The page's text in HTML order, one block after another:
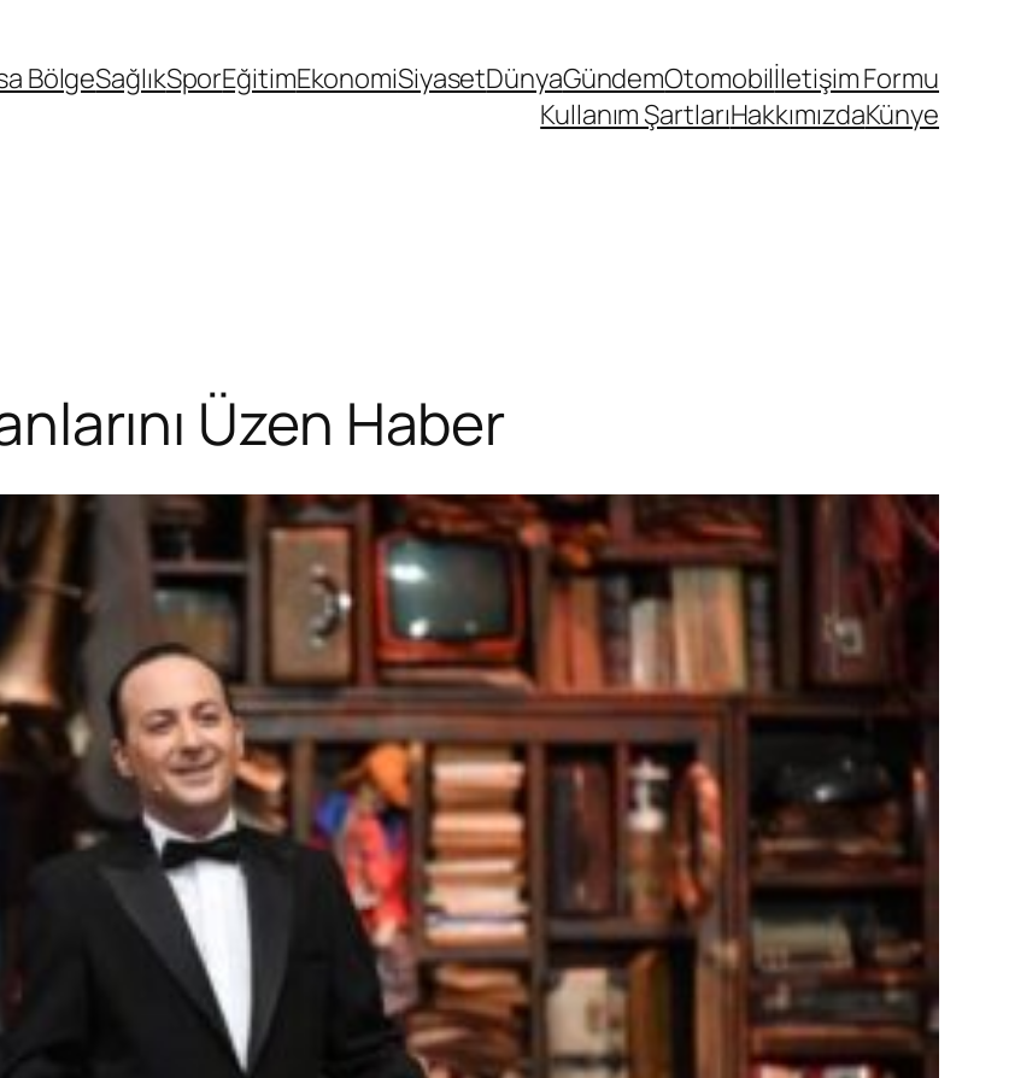
BölgeSağlıkSporEğitimEkonomiSiyasetDünyaGündemOtomobilİletişim Formu
Kullanım ŞartlarıHakkımızdaKünye
Üzen Haber